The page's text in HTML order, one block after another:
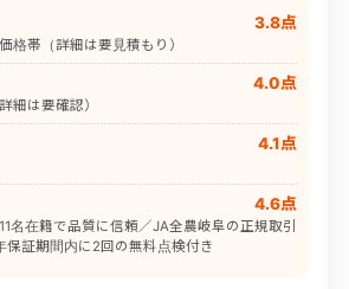
3.8点
格帯（詳細は要見積もり）
4.0点
細は要確認）
4.1点
4.6点
名在籍で品質に信頼／JA全農岐阜の正規取引
保証期間内に2回の無料点検付き